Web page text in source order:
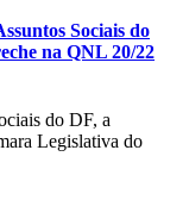
Sociais do
na QNL 20/22
do DF, a
Legislativa do